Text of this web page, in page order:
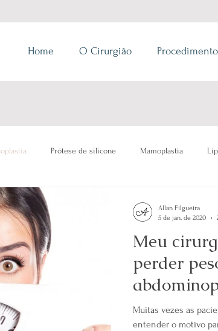
Home O Cirurgião
Prótese de silicone Mamoplastia
Meu
perder
Muitas vezes as
entender o motivo
Allan Filgueira
5 de jan. de 2020